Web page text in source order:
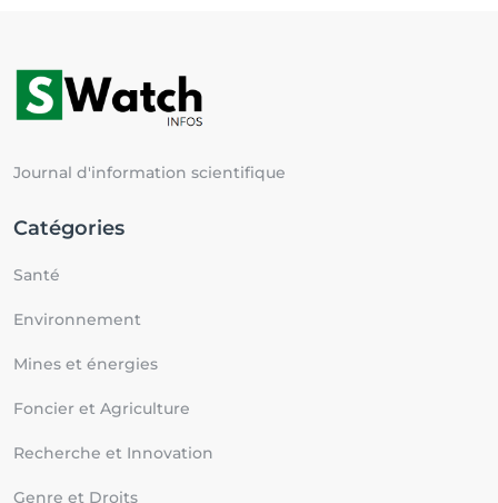
Journal d'information scientifique
Catégories
Santé
Environnement
Mines et énergies
Foncier et Agriculture
Recherche et Innovation
Genre et Droits